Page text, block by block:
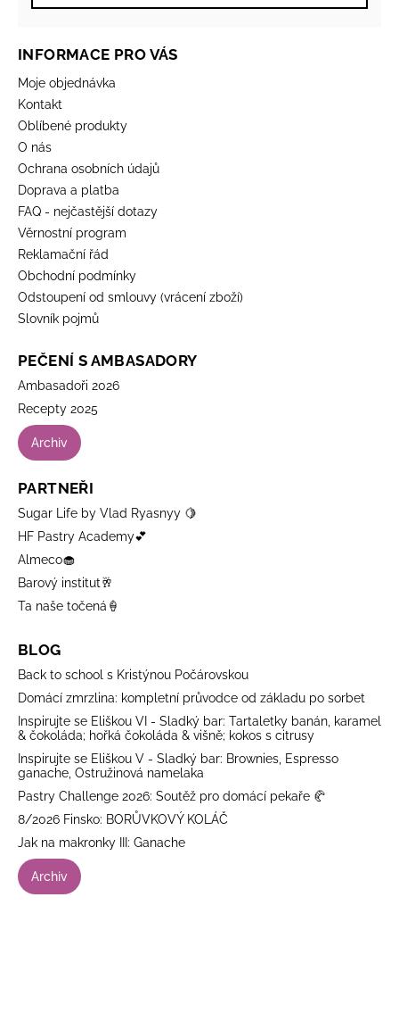
INFORMACE PRO VÁS
Moje objednávka
Kontakt
Oblíbené produkty
O nás
Ochrana osobních údajů
Doprava a platba
FAQ - nejčastější dotazy
Věrnostní program
Reklamační řád
Obchodní podmínky
Odstoupení od smlouvy (vrácení zboží)
Slovník pojmů
PEČENÍ S AMBASADORY
Ambasadoři 2026
Recepty 2025
Archiv
PARTNEŘI
Sugar Life by Vlad Ryasnyy 🍋
HF Pastry Academy💕
Almeco🧁
Barový institut🥂
Ta naše točená🍦
BLOG
Back to school s Kristýnou Počárovskou
Domácí zmrzlina: kompletní průvodce od základu po sorbet
Inspirujte se Eliškou VI - Sladký bar: Tartaletky banán, karamel
& čokoláda; hořká čokoláda & višně; kokos s citrusy
Inspirujte se Eliškou V - Sladký bar: Brownies, Espresso
ganache, Ostružinová namelaka
Pastry Challenge 2026: Soutěž pro domácí pekaře 🥐
8/2026 Finsko: BORŮVKOVÝ KOLÁČ
Jak na makronky III: Ganache
Archiv